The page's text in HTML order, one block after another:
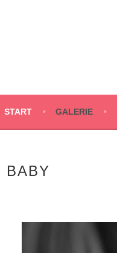
START GALERIE
BABY